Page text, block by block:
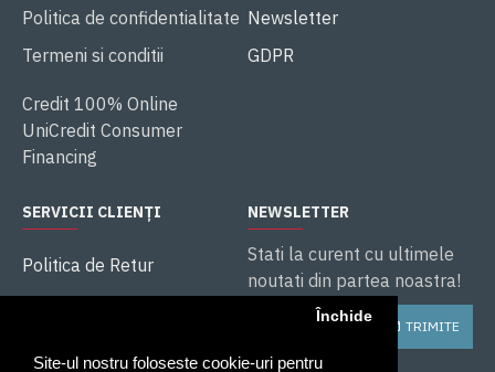
Site-ul nostru foloseste cookie-uri pentru
Închide
Politica de confidentialitate
Termeni si conditii
Credit 100% Online
UniCredit Consumer
Financing
Newsletter
GDPR
SERVICII CLIENȚI
Politica de Retur
ANPC
NEWSLETTER
Stati la curent cu ultimele
noutati din partea noastra!
TRIMITE